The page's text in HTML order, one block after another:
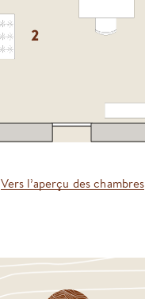
Vers l’aperçu des chambres